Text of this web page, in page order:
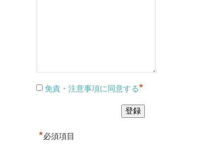
免責・注意事項に同意する*
*必須項目